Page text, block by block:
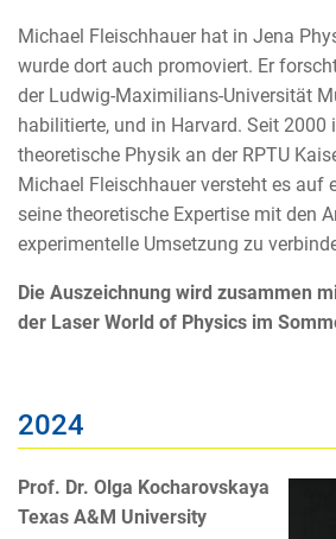
Michael Fleischhauer hat in Jena
wurde dort auch promoviert. Er
der Ludwig-Maximilians-Universität
habilitierte, und in Harvard. Seit 2000
theoretische Physik an der RPTU
Michael Fleischhauer versteht es auf
seine theoretische Expertise mit den
experimentelle Umsetzung zu
Die Auszeichnung wird zusammen
der Laser World of Physics im
2024
Prof. Dr. Olga Kocharovskaya
Texas A&M University